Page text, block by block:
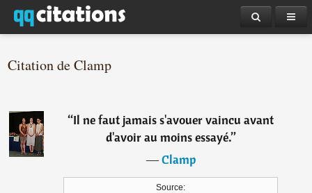
Citation de Clamp
“Il ne faut jamais s'avouer vaincu avant
d'avoir au moins essayé.”
―Clamp
Source: